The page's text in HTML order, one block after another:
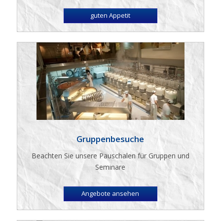
guten Appetit
Gruppenbesuche
Beachten Sie unsere Pauschalen für Gruppen und
Seminare
Angebote ansehen